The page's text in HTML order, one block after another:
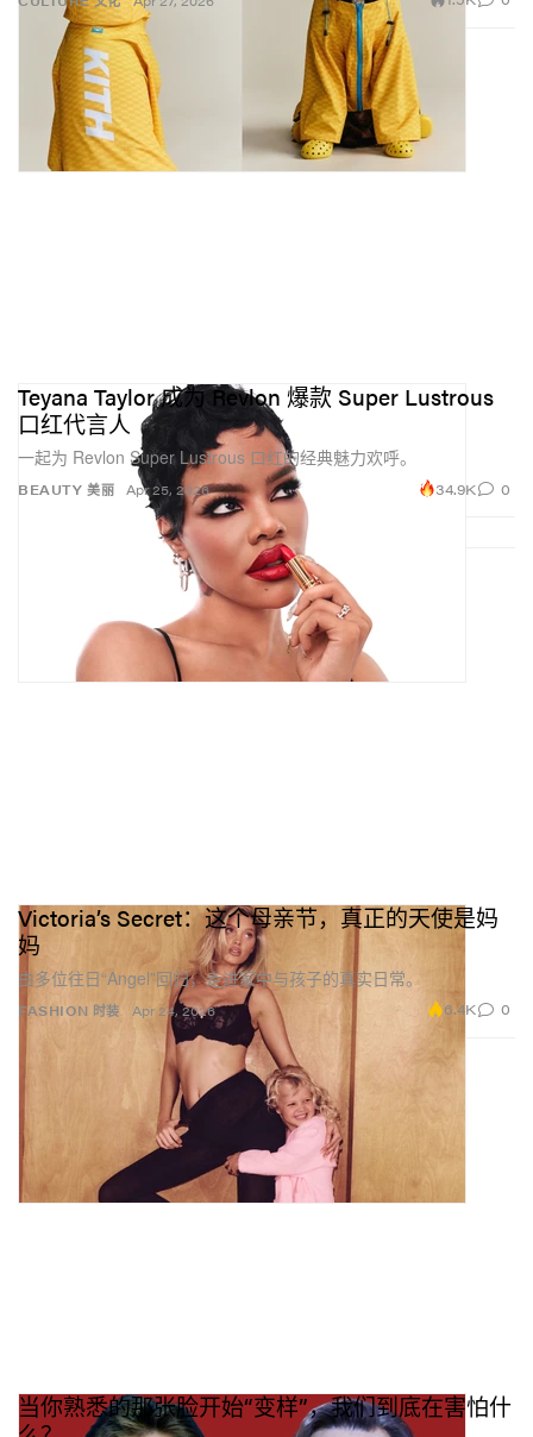
BEAUTY 美丽
Teyana Taylor 成为 Revlon 爆款 Super Lustrous
口红代言人
一起为 Revlon Super Lustrous 口红的经典魅力欢呼。
Apr 25, 2026 34.9K 0
FASHION 时装
Victoria’s Secret：这个母亲节，真正的天使是妈
妈
由多位往日“Angel”回归，走进家中与孩子的真实日常。
Apr 24, 2026 6.4K 0
当你熟悉的那张脸开始“变样”，我们到底在害怕什